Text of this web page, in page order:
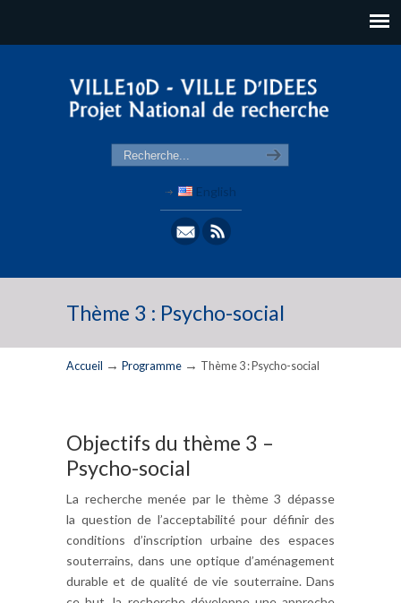
English
Thème 3 : Psycho-social
Accueil → Programme → Thème 3 : Psycho-social
Objectifs du thème 3 –
Psycho-social
La recherche menée par le thème 3 dépasse
la question de l’acceptabilité pour définir des
conditions d’inscription urbaine des espaces
souterrains, dans une optique d’aménagement
durable et de qualité de vie souterraine. Dans